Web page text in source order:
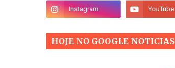
HOJE NO GOOGLE NOTICIAS